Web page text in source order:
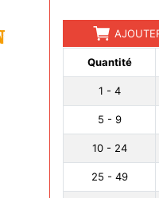
Quantité
1 - 4
5 - 9
10 - 24
25 - 49